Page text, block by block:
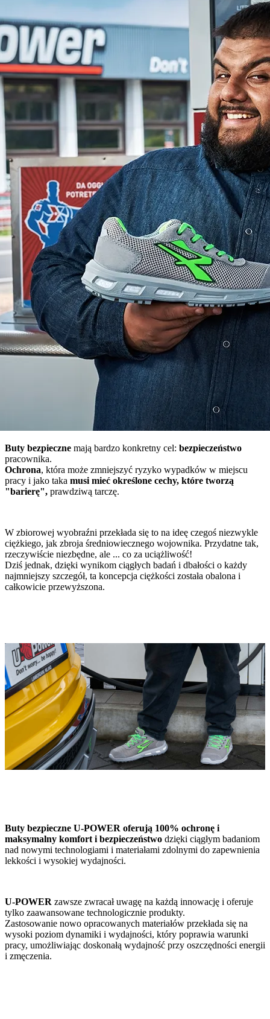
Buty bezpieczne mają bardzo konkretny cel: bezpieczeństwo
pracownika.
Ochrona, która może zmniejszyć ryzyko wypadków w miejscu
pracy i jako taka musi mieć określone cechy, które tworzą
"barierę", prawdziwą tarczę.
W zbiorowej wyobraźni przekłada się to na ideę czegoś niezwykle
ciężkiego, jak zbroja średniowiecznego wojownika. Przydatne tak,
rzeczywiście niezbędne, ale ... co za uciążliwość!
Dziś jednak, dzięki wynikom ciągłych badań i dbałości o każdy
najmniejszy szczegół, ta koncepcja ciężkości została obalona i
całkowicie przewyższona.
Buty bezpieczne U-POWER oferują 100% ochronę i
maksymalny komfort i bezpieczeństwo dzięki ciągłym badaniom
nad nowymi technologiami i materiałami zdolnymi do zapewnienia
lekkości i wysokiej wydajności.
U-POWER zawsze zwracał uwagę na każdą innowację i oferuje
tylko zaawansowane technologicznie produkty.
Zastosowanie nowo opracowanych materiałów przekłada się na
wysoki poziom dynamiki i wydajności, który poprawia warunki
pracy, umożliwiając doskonałą wydajność przy oszczędności energii
i zmęczenia.